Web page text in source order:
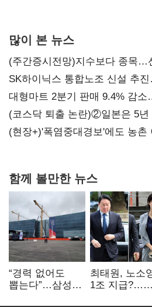
많이 본 뉴스
(주간증시전망)지수보다 종목…
SK하이닉스 통합노조 신설 추
불만 확산
대형마트 2분기 판매 9.4% 감
(코스닥 퇴출 논란)②일본은 5년
당장 퇴출?…시간만으론 부족한
(현장+)'폭염중대경보'에도 농촌
함께 볼만한 뉴스
“경력 없어도
뽑는다”…삼성
최태원, 노소
1조 지급?…